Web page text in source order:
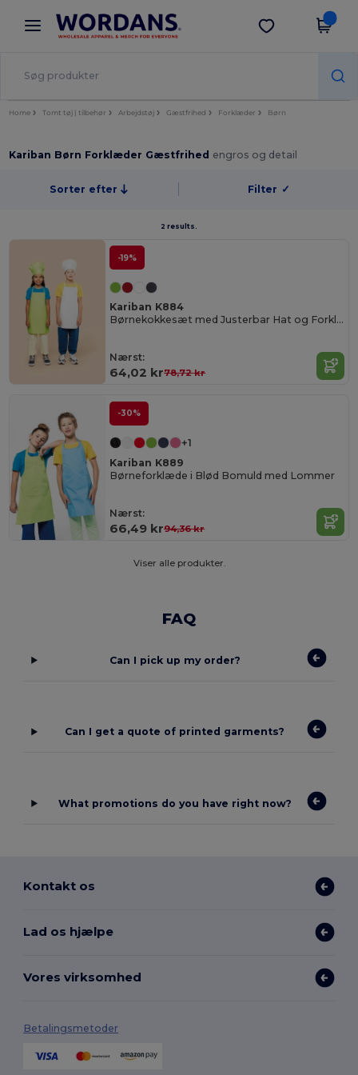
× Wordans-app
Bedre priser i appen!
Hent app
Home Tomt tøj | tilbehør Arbejdstøj Gæstfrihed Forklæder Børn
Kariban Børn Forklæder Gæstfrihed engros og detail
Sorter efter Filter ✓
2 results.
-19%
Kariban K884
Børnekokkesæt med Justerbar Hat og Forklæde
Nærst:
64,02 kr78,72 kr
-30%
+1
Kariban K889
Børneforklæde i Blød Bomuld med Lommer
Nærst:
66,49 kr94,36 kr
Viser alle produkter.
FAQ
Can I pick up my order?
Can I get a quote of printed garments?
What promotions do you have right now?
Kontakt os
Lad os hjælpe
Vores virksomhed
Betalingsmetoder